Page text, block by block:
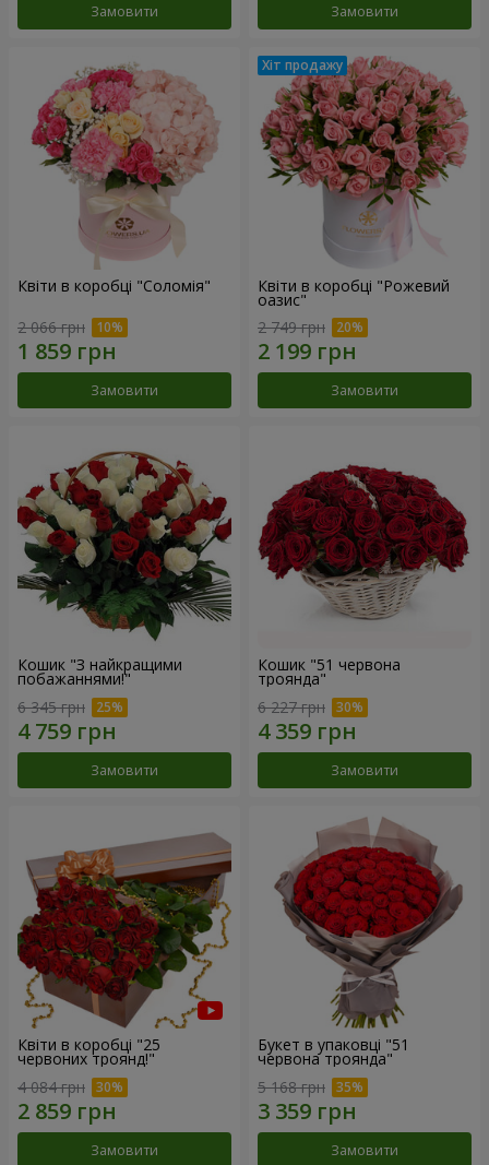
Замовити Замовити
Квіти в коробці "Соломія"
2 066 грн
Замовити
Квіти в коробці "Рожевий
оазис"
2 749 грн
Замовити
Кошик "З найкращими
побажаннями!"
6 345 грн
Замовити
Кошик "51 червона
троянда"
6 227 грн
Замовити
Квіти в коробці "25
червоних троянд!"
4 084 грн
Замовити
Букет в упаковці "51
червона троянда"
5 168 грн
Замовити